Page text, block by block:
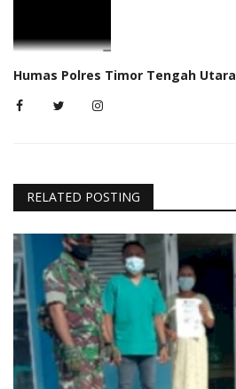
Humas Polres Timor Tengah Utara
RELATED POSTING